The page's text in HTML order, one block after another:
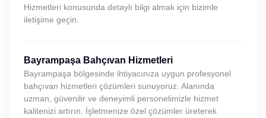
Hizmetleri konusunda detaylı bilgi almak için bizimle
iletişime geçin.
Bayrampaşa Bahçıvan Hizmetleri
Bayrampaşa bölgesinde ihtiyacınıza uygun profesyonel
bahçıvan hizmetleri çözümleri sunuyoruz. Alanında
uzman, güvenilir ve deneyimli personelimizle hizmet
kalitenizi artırın. İşletmenize özel çözümler üreterek